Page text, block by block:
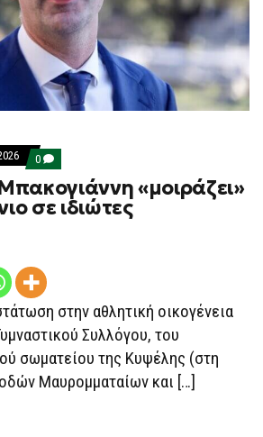
0 COMMENTS
ON
«ΦΊΛΟΣ»
ΤΟΥ
ΜΠΑΚΟΓΙΆΝΝΗ
ΙΔΙΏΤΕΣ
«μοιράζει»
σε ιδιώτες
στην αθλητική οικογένεια
Συλλόγου, του
σωματείου της Κυψέλης (στη
Μαυρομματαίων και […]